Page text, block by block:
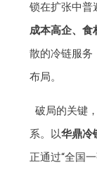
锁在扩张中普
成本高企、食
散的冷链服务
布局。
破局的关键
系。以华鼎冷
正通过“全国